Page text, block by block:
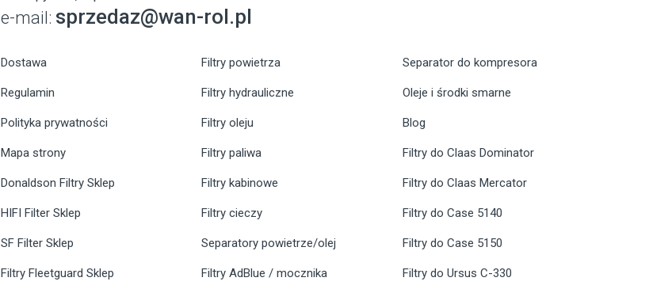
e-mail: sprzedaz@wan-rol.pl
Dostawa
Regulamin
Polityka prywatności
Mapa strony
Donaldson Filtry Sklep
HIFI Filter Sklep
SF Filter Sklep
Filtry Fleetguard Sklep
Filtry powietrza
Filtry hydrauliczne
Filtry oleju
Filtry paliwa
Filtry kabinowe
Filtry cieczy
Separatory powietrze/olej
Filtry AdBlue / mocznika
Separator do kompresora
Oleje i środki smarne
Blog
Filtry do Claas Dominator
Filtry do Claas Mercator
Filtry do Case 5140
Filtry do Case 5150
Filtry do Ursus C-330